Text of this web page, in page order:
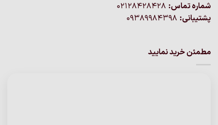
شماره تماس:
پشتیبانی:
مطمئن خرید نمایید